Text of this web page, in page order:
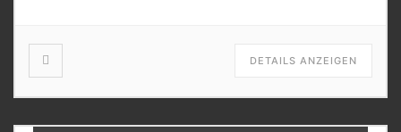
DETAILS ANZEIGEN